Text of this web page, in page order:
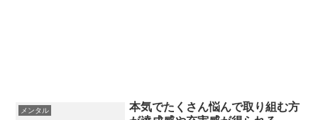
メンタル
本気でたくさん悩んで取り組む方